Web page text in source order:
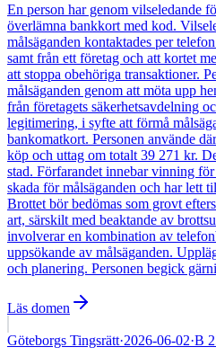
En person har genom vilseledande
överlämna bankkort med kod.
målsäganden kontaktades per
samt från ett företag och att kortet
att stoppa obehöriga transaktioner.
målsäganden genom att möta upp
från företagets säkerhetsavdelning
legitimering, i syfte att förmå
bankomatkort. Personen använde
köp och uttag om totalt 39 271 kr.
stad. Förfarandet innebar vinning
skada för målsäganden och har lett
Brottet bör bedömas som grovt
art, särskilt med beaktande av
involverar en kombination av
uppsökande av målsäganden.
och planering. Personen begick
Läs domen
Göteborgs Tingsrätt·2026-06-02·B